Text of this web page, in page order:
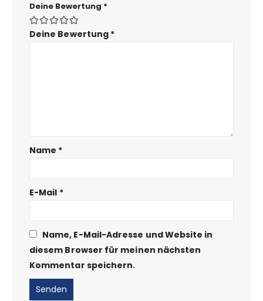
Deine Bewertung *
Deine Bewertung *
Name *
E-Mail *
Name, E-Mail-Adresse und Website in
diesem Browser für meinen nächsten
Kommentar speichern.